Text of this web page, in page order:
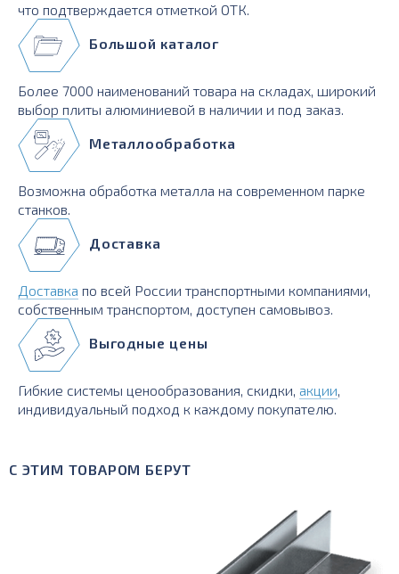
что подтверждается отметкой ОТК.
Большой каталог
Более 7000 наименований товара на складах, широкий
выбор плиты алюминиевой в наличии и под заказ.
Металлообработка
Возможна обработка металла на современном парке
станков.
Доставка
Доставка по всей России транспортными компаниями,
собственным транспортом, доступен самовывоз.
Выгодные цены
Гибкие системы ценообразования, скидки, акции,
индивидуальный подход к каждому покупателю.
С ЭТИМ ТОВАРОМ БЕРУТ